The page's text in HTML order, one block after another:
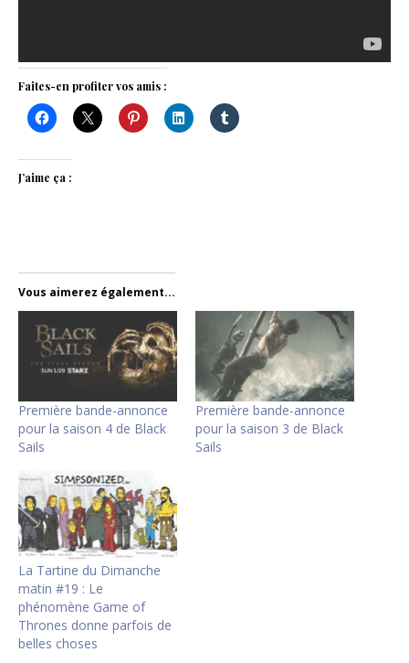
Faites-en profiter vos amis :
J’aime ça :
Vous aimerez également...
Première bande-annonce
pour la saison 4 de Black
Sails
Première bande-annonce
pour la saison 3 de Black
Sails
La Tartine du Dimanche
matin #19 : Le
phénomène Game of
Thrones donne parfois de
belles choses